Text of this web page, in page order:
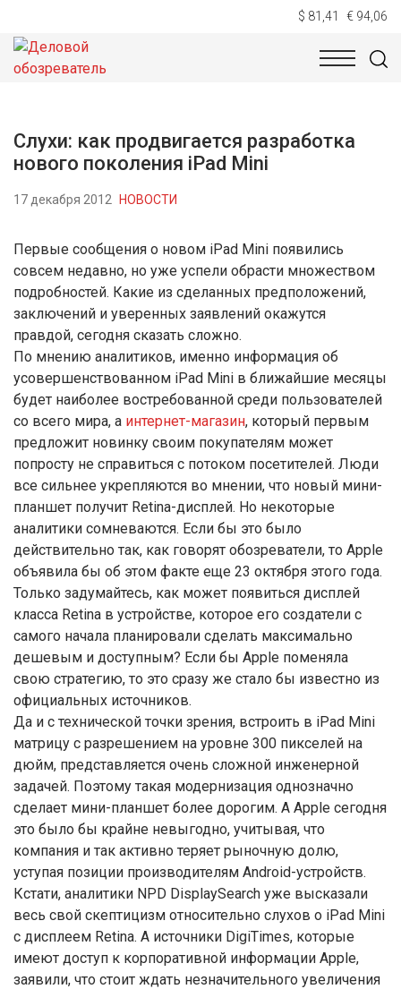
$ 81,41 € 94,06
НОВОСТИ
Слухи: как продвигается разработка
нового поколения iPad Mini
17 декабря 2012 НОВОСТИ
Первые сообщения о новом iPad Mini появились
совсем недавно, но уже успели обрасти множеством
подробностей. Какие из сделанных предположений,
заключений и уверенных заявлений окажутся
правдой, сегодня сказать сложно.
По мнению аналитиков, именно информация об
усовершенствованном iPad Mini в ближайшие месяцы
будет наиболее востребованной среди пользователей
со всего мира, а интернет-магазин, который первым
предложит новинку своим покупателям может
попросту не справиться с потоком посетителей. Люди
все сильнее укрепляются во мнении, что новый мини-
планшет получит Retina-дисплей. Но некоторые
аналитики сомневаются. Если бы это было
действительно так, как говорят обозреватели, то Apple
объявила бы об этом факте еще 23 октября этого года.
Только задумайтесь, как может появиться дисплей
класса Retina в устройстве, которое его создатели с
самого начала планировали сделать максимально
дешевым и доступным? Если бы Apple поменяла
свою стратегию, то это сразу же стало бы известно из
официальных источников.
Да и с технической точки зрения, встроить в iPad Mini
матрицу с разрешением на уровне 300 пикселей на
дюйм, представляется очень сложной инженерной
задачей. Поэтому такая модернизация однозначно
сделает мини-планшет более дорогим. А Apple сегодня
это было бы крайне невыгодно, учитывая, что
компания и так активно теряет рыночную долю,
уступая позиции производителям Android-устройств.
Кстати, аналитики NPD DisplaySearch уже высказали
весь свой скептицизм относительно слухов о iPad Mini
с дисплеем Retina. А источники DigiTimes, которые
имеют доступ к корпоративной информации Apple,
заявили, что стоит ждать незначительного увеличения